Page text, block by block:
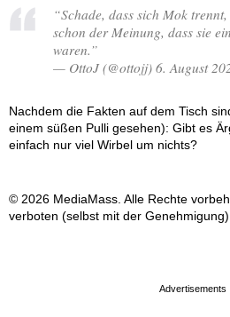
“Schade, dass sich Mok
schon der Meinung, dass sie
waren.”
— OttoJ (@ottojj) 6. August
Nachdem die Fakten auf dem Tisch
einem süßen Pulli gesehen): Gibt es
einfach nur viel Wirbel um nichts?
© 2026 MediaMass. Alle Rechte
verboten (selbst mit der